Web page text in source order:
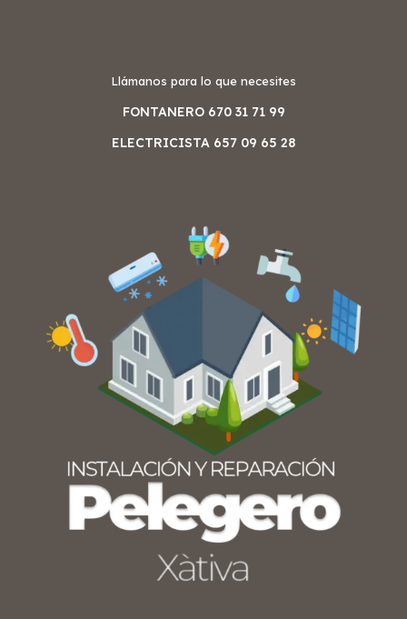
Llámanos para lo que necesites
FONTANERO 670 31 71 99
ELECTRICISTA 657 09 65 28